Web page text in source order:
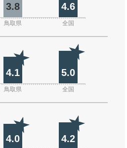
3.8 4.6
鳥取県 全国
4.1 5.0
鳥取県 全国
4.0 4.2